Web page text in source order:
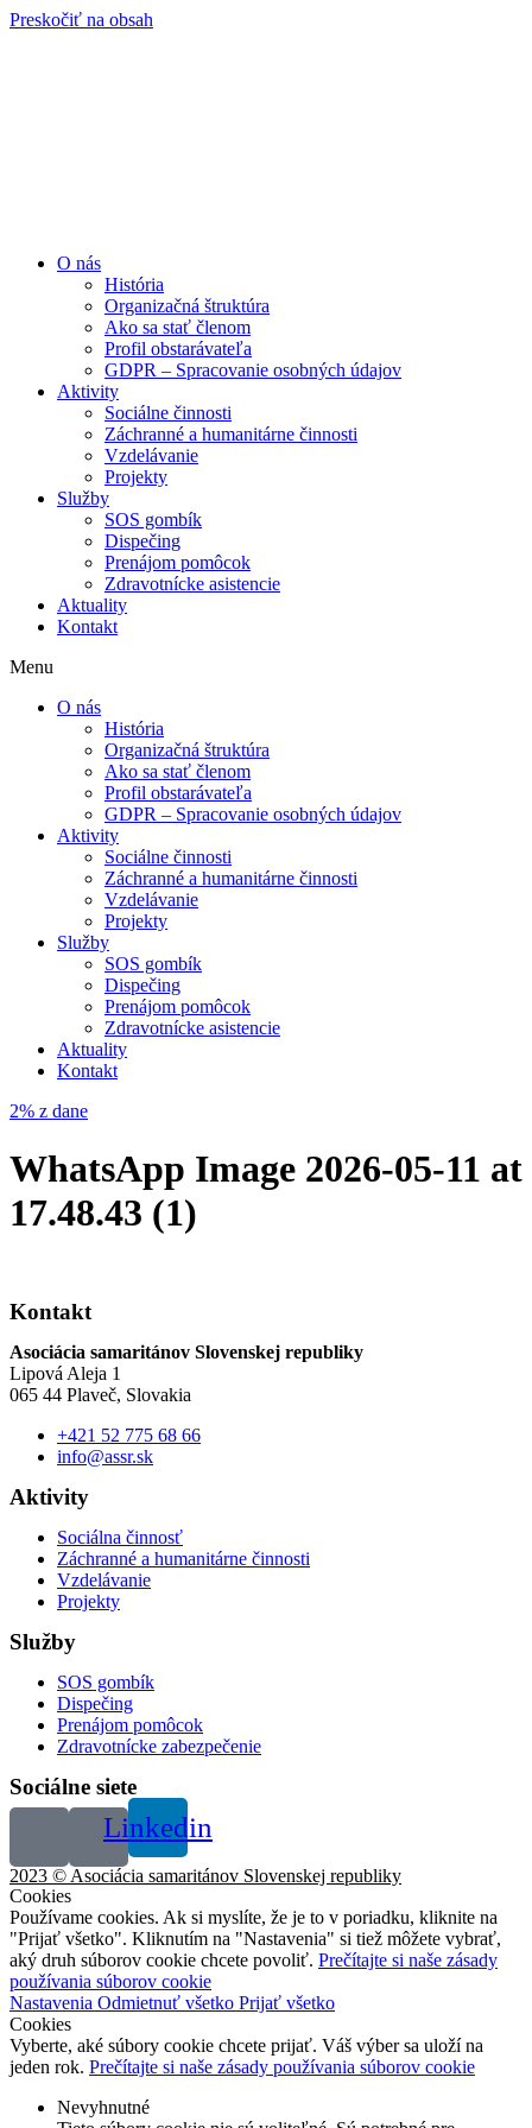
Preskočiť na obsah
O nás
História
Organizačná štruktúra
Ako sa stať členom
Profil obstarávateľa
GDPR – Spracovanie osobných údajov
Aktivity
Sociálne činnosti
Záchranné a humanitárne činnosti
Vzdelávanie
Projekty
Služby
SOS gombík
Dispečing
Prenájom pomôcok
Zdravotnícke asistencie
Aktuality
Kontakt
Menu
O nás
História
Organizačná štruktúra
Ako sa stať členom
Profil obstarávateľa
GDPR – Spracovanie osobných údajov
Aktivity
Sociálne činnosti
Záchranné a humanitárne činnosti
Vzdelávanie
Projekty
Služby
SOS gombík
Dispečing
Prenájom pomôcok
Zdravotnícke asistencie
Aktuality
Kontakt
2% z dane
WhatsApp Image 2026-05-11 at
17.48.43 (1)
Kontakt
Asociácia samaritánov Slovenskej republiky
Lipová Aleja 1
065 44 Plaveč, Slovakia
+421 52 775 68 66
info@assr.sk
Aktivity
Sociálna činnosť
Záchranné a humanitárne činnosti
Vzdelávanie
Projekty
Služby
SOS gombík
Dispečing
Prenájom pomôcok
Zdravotnícke zabezpečenie
Sociálne siete
Linkedin
2023 © Asociácia samaritánov Slovenskej republiky
Cookies
Používame cookies. Ak si myslíte, že je to v poriadku, kliknite na
"Prijať všetko". Kliknutím na "Nastavenia" si tiež môžete vybrať,
aký druh súborov cookie chcete povoliť. Prečítajte si naše zásady
používania súborov cookie
Nastavenia Odmietnuť všetko Prijať všetko
Cookies
Vyberte, aké súbory cookie chcete prijať. Váš výber sa uloží na
jeden rok. Prečítajte si naše zásady používania súborov cookie
Nevyhnutné